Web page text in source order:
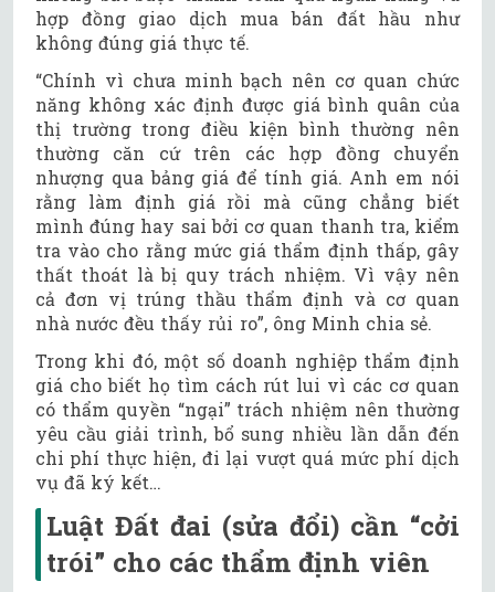
hợp đồng giao dịch mua bán đất hầu như
không đúng giá thực tế.
“Chính vì chưa minh bạch nên cơ quan chức
năng không xác định được giá bình quân của
thị trường trong điều kiện bình thường nên
thường căn cứ trên các hợp đồng chuyển
nhượng qua bảng giá để tính giá. Anh em nói
rằng làm định giá rồi mà cũng chẳng biết
mình đúng hay sai bởi cơ quan thanh tra, kiểm
tra vào cho rằng mức giá thẩm định thấp, gây
thất thoát là bị quy trách nhiệm. Vì vậy nên
cả đơn vị trúng thầu thẩm định và cơ quan
nhà nước đều thấy rủi ro”, ông Minh chia sẻ.
Trong khi đó, một số doanh nghiệp thẩm định
giá cho biết họ tìm cách rút lui vì các cơ quan
có thẩm quyền “ngại” trách nhiệm nên thường
yêu cầu giải trình, bổ sung nhiều lần dẫn đến
chi phí thực hiện, đi lại vượt quá mức phí dịch
vụ đã ký kết…
Luật Đất đai (sửa đổi) cần “cởi
trói” cho các thẩm định viên